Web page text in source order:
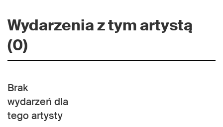
Wydarzenia z tym artystą
(0)
Brak
wydarzeń dla
tego artysty